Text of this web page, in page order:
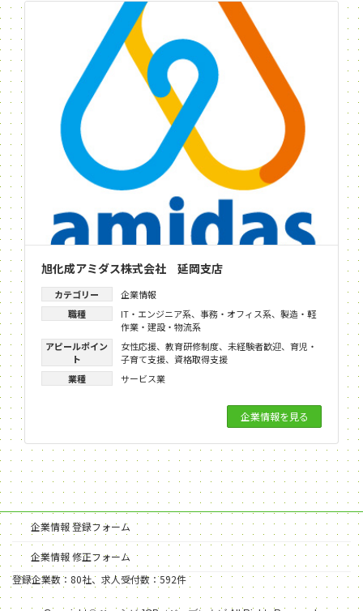
旭化成アミダス株式会社 延岡支店
カテゴリー
企業情報
職種
IT・エンジニア系、 事務・オフィス系、 製造・軽
作業・建設・物流系
アピールポイン
ト
女性応援、 教育研修制度、 未経験者歓迎、 育児・
子育て支援、 資格取得支援
業種
サービス業
企業情報を見る
企業情報 登録フォーム
企業情報 修正フォーム
登録企業数：80社、求人受付数：592件